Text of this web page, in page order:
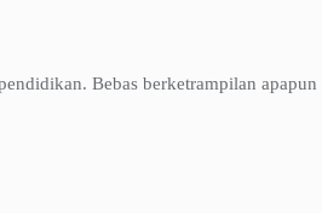
Bebas berketrampilan